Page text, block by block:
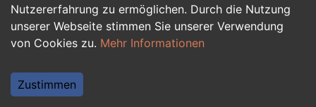
Nutzererfahrung zu ermöglichen. Durch die Nutzung
unserer Webseite stimmen Sie unserer Verwendung
von Cookies zu. Mehr Informationen
Zustimmen
Einkauf, Logistik, Materialwirtschaft
Weiterbildung, Studium, duale Ausbildung
Tourismus